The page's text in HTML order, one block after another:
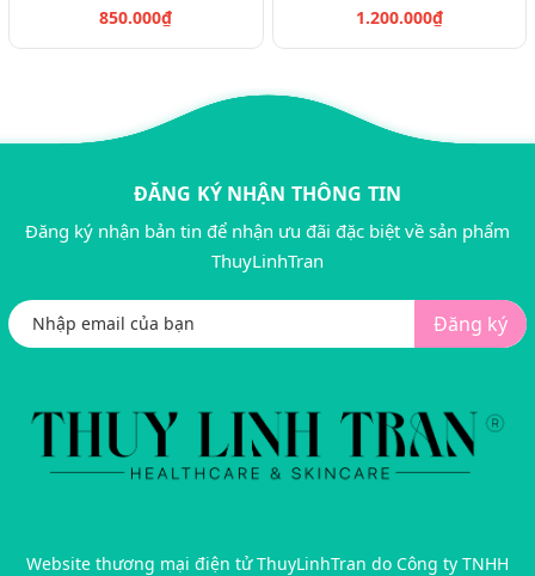
850.000₫
1.200.000₫
ĐĂNG KÝ NHẬN THÔNG TIN
Đăng ký nhận bản tin để nhận ưu đãi đặc biệt về sản phẩm
ThuyLinhTran
Đăng ký
Website thương mại điện tử ThuyLinhTran do Công ty TNHH